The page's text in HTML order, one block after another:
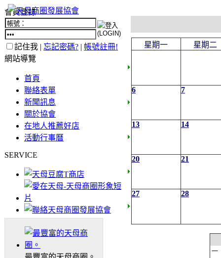
會員登錄
記住我 | 忘記密碼? | 帳號註冊!
網站導覽
首頁
聯絡表單
新聞訊息
關於協會
在地人推薦好店
活動行事曆
SERVICE
星期一 星期二
6 7
13 14
20 21
27 28
一